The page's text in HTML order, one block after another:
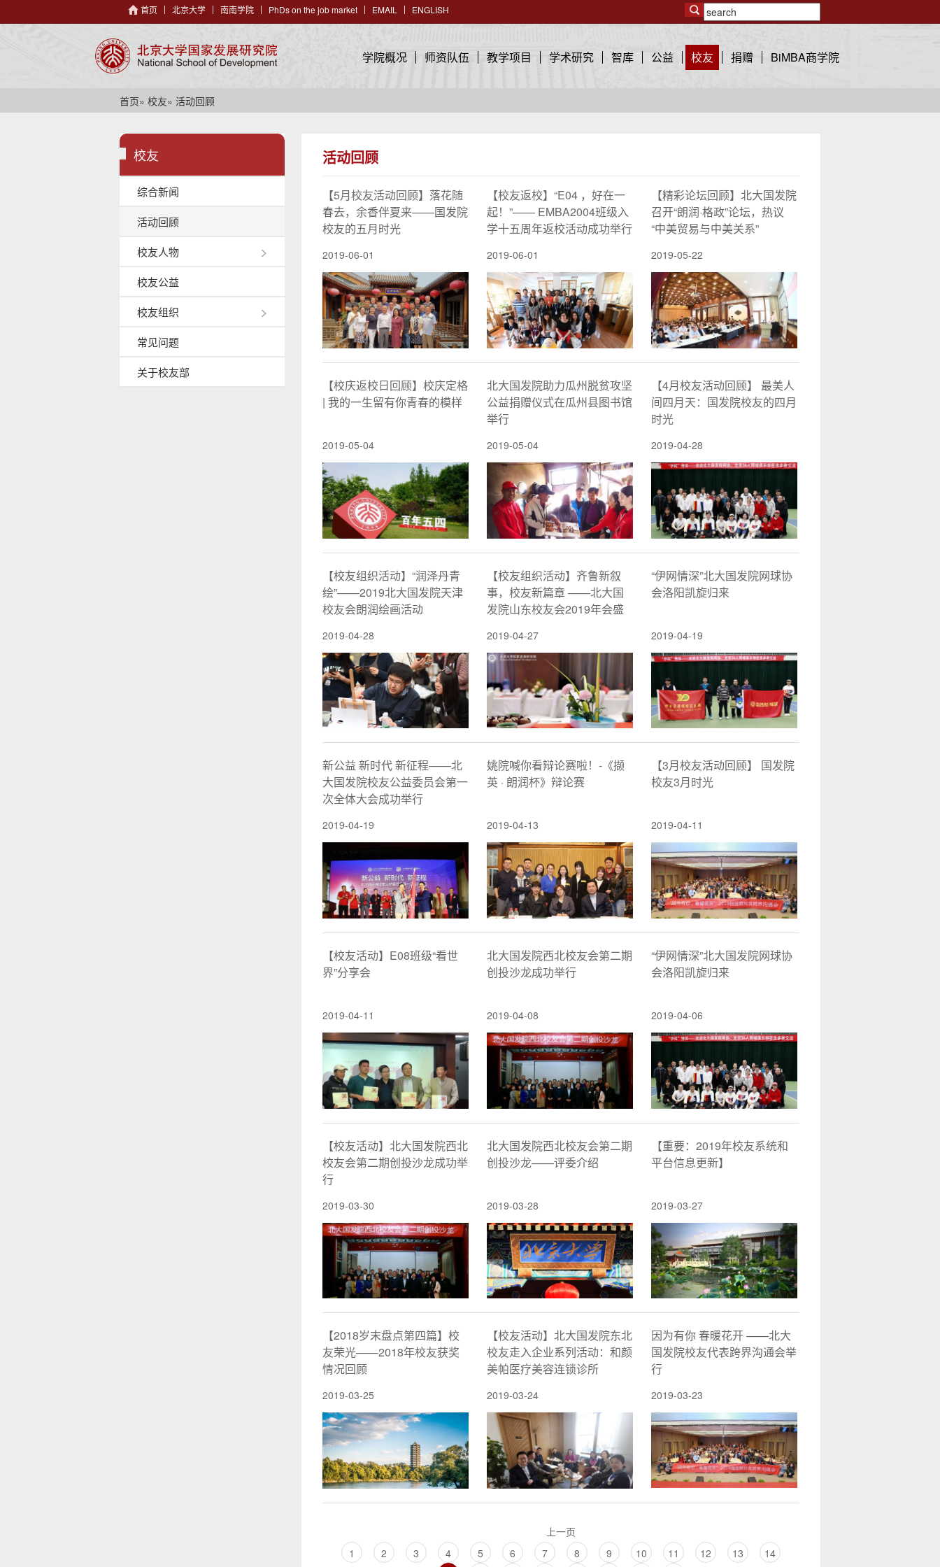
首页 北京大学 南南学院 PhDs on the job market EMAIL ENGLISH
学院概况 师资队伍 教学项目 学术研究 智库 公益 校友 捐赠 BiMBA商学院
首页» 校友» 活动回顾
校友
综合新闻
活动回顾
校友人物
校友公益
校友组织
常见问题
关于校友部
活动回顾
【5月校友活动回顾】落花随
春去，余香伴夏来——国发院
校友的五月时光
2019-06-01
【校友返校】“E04 ，好在一
起！”—— EMBA2004班级入
学十五周年返校活动成功举行
2019-06-01
【精彩论坛回顾】北大国发院
召开“朗润·格政”论坛，热议
“中美贸易与中美关系”
2019-05-22
【校庆返校日回顾】校庆定格
| 我的一生留有你青春的模样
2019-05-04
北大国发院助力瓜州脱贫攻坚
公益捐赠仪式在瓜州县图书馆
举行
2019-05-04
【4月校友活动回顾】 最美人
间四月天：国发院校友的四月
时光
2019-04-28
【校友组织活动】“润泽丹青
绘”——2019北大国发院天津
校友会朗润绘画活动
2019-04-28
【校友组织活动】齐鲁新叙
事，校友新篇章 ——北大国
发院山东校友会2019年会盛
2019-04-27
“伊网情深”北大国发院网球协
会洛阳凯旋归来
2019-04-19
新公益 新时代 新征程——北
大国发院校友公益委员会第一
次全体大会成功举行
2019-04-19
姚院喊你看辩论赛啦！-《撷
英 · 朗润杯》辩论赛
2019-04-13
【3月校友活动回顾】 国发院
校友3月时光
2019-04-11
【校友活动】E08班级“看世
界”分享会
2019-04-11
北大国发院西北校友会第二期
创投沙龙成功举行
2019-04-08
“伊网情深”北大国发院网球协
会洛阳凯旋归来
2019-04-06
【校友活动】北大国发院西北
校友会第二期创投沙龙成功举
行
2019-03-30
北大国发院西北校友会第二期
创投沙龙——评委介绍
2019-03-28
【重要：2019年校友系统和
平台信息更新】
2019-03-27
【2018岁末盘点第四篇】校
友荣光——2018年校友获奖
情况回顾
2019-03-25
【校友活动】北大国发院东北
校友走入企业系列活动：和颜
美帕医疗美容连锁诊所
2019-03-24
因为有你 春暖花开 ——北大
国发院校友代表跨界沟通会举
行
2019-03-23
上一页
1
2 3 4 5 6 7 8 9 10 11 12 13 14